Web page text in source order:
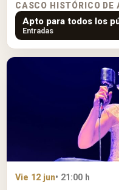
CASCO HISTÓRICO
Apto para todos los
Entradas
Vie 12 jun• 21:00 h